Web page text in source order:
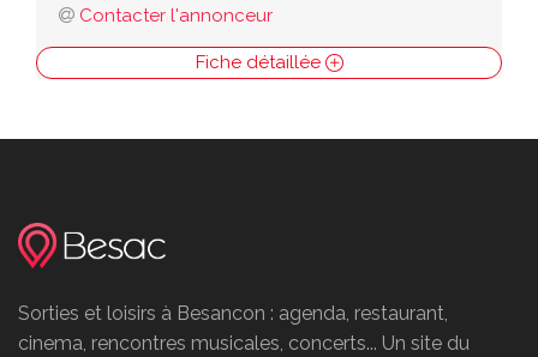
Contacter l'annonceur
Fiche détaillée
Sorties et loisirs à Besancon : agenda, restaurant,
cinema, rencontres musicales, concerts... Un site du